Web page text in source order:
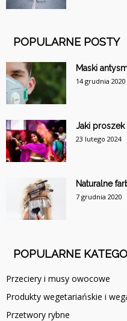
POPULARNE POSTY
Maski
14 grudnia 2020
Jaki
23 lutego 2024
Naturalne
7 grudnia 2020
POPULARNE
Przeciery i musy owocowe
Produkty wegetariańskie i
Przetwory rybne